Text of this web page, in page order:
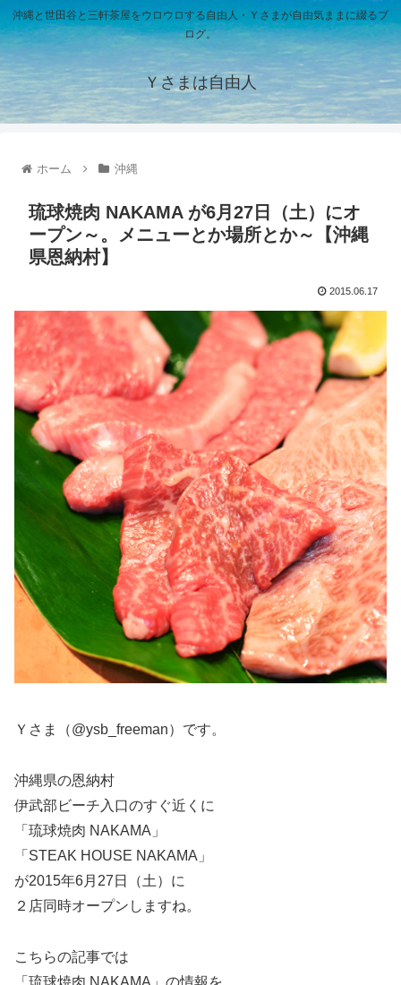
沖縄と世田谷と三軒茶屋をウロウロする自由人・Ｙさまが自由気ままに綴るブ
ログ。
Ｙさまは自由人
ホーム 沖縄
琉球焼肉 NAKAMA が6月27日（土）にオ
ープン～。メニューとか場所とか～【沖縄
県恩納村】
2015.06.17
Ｙさま（@ysb_freeman）です。
沖縄県の恩納村
伊武部ビーチ入口のすぐ近くに
「琉球焼肉 NAKAMA」
「STEAK HOUSE NAKAMA」
が2015年6月27日（土）に
２店同時オープンしますね。
こちらの記事では
「琉球焼肉 NAKAMA」の情報を